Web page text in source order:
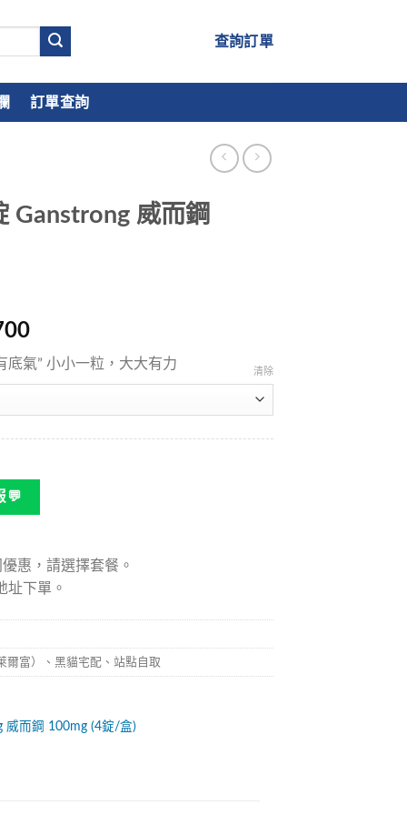
查詢訂單
訂單查詢
Ganstrong 威而鋼
底氣” 小小一粒，大大有力
清除
💬
惠，請選擇套餐。
址下單。
爾富）、黑貓宅配、站點自取
威而鋼 100mg (4錠/盒)